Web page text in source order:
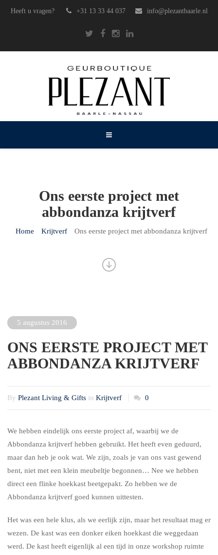
Heeft u vragen? +31 13 33 44 037 info@plezantbaarle.nl
Ons eerste project met
abbondanza krijtverf
Home Krijtverf Ons eerste project met abbondanza krijtverf
5 augustus 2016
ONS EERSTE PROJECT MET
ABBONDANZA KRIJTVERF
By Plezant Living & Gifts in Krijtverf 0
We hebben eindelijk ons eerste project af, waarbij we de
Abbondanza krijtverf hebben gebruikt. Het heeft even geduurd,
maar dan heb je ook wat. We zijn, zoals je van ons vast gewend
bent, niet met een klein meubeltje begonnen… Nee we hebben
direct een flinke hoekkast beetgepakt. Zo hebben we de
Abbondanza krijtverf goed kunnen uittesten.
Het was een hele klus, als we eerlijk zijn, maar het resultaat mag er
wezen. De kast was een donker eiken hoekkast die weggedaan
werd. De kast heeft eigenlijk al een tijd in onze workshop ruimte